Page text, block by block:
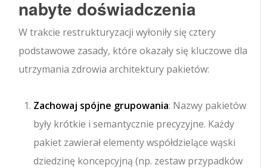
nabyte doświadczenia
W trakcie restrukturyzacji wyłoniły się cztery
podstawowe zasady, które okazały się kluczowe dla
utrzymania zdrowia architektury pakietów:
Zachowaj spójne grupowania: Nazwy pakietów
były krótkie i semantycznie precyzyjne. Każdy
pakiet zawierał elementy współdzielące wąski
dziedzinę koncepcyjną (np. zestaw przypadków